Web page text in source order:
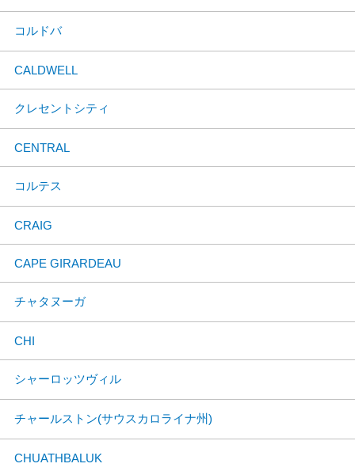
コルドバ
CALDWELL
クレセントシティ
CENTRAL
コルテス
CRAIG
CAPE GIRARDEAU
チャタヌーガ
CHI
シャーロッツヴィル
チャールストン(サウスカロライナ州)
CHUATHBALUK